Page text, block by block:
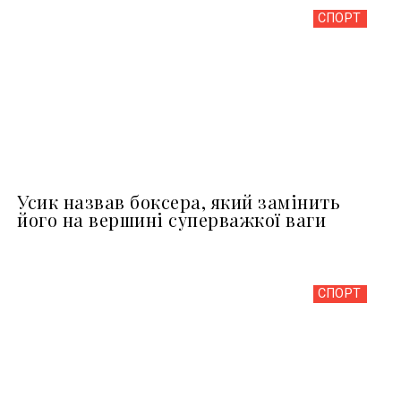
СПОРТ
Усик назвав боксера, який замінить
його на вершині суперважкої ваги
СПОРТ